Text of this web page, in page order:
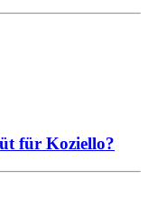
für Koziello?